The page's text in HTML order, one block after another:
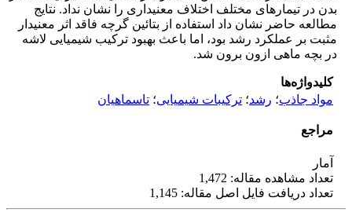
بدن در تیمارهای مختلف اختلاف معنی­داری را نشان نداد. نتایج
مطالعه حاضر نشان داد استفاده از بتائین گرچه فاقد اثر معنی­دار
مثبت بر عملکرد رشد بود، اما باعث بهبود ترکیب شیمیایی لاشه
در بچه ماهی ازون برون شد.
کلیدواژه‌ها
مواد جاذب؛ رشد؛ ترکیبات شیمیایی؛ تاسماهیان
مراجع
آمار
تعداد مشاهده مقاله: 1,472
تعداد دریافت فایل اصل مقاله: 1,145